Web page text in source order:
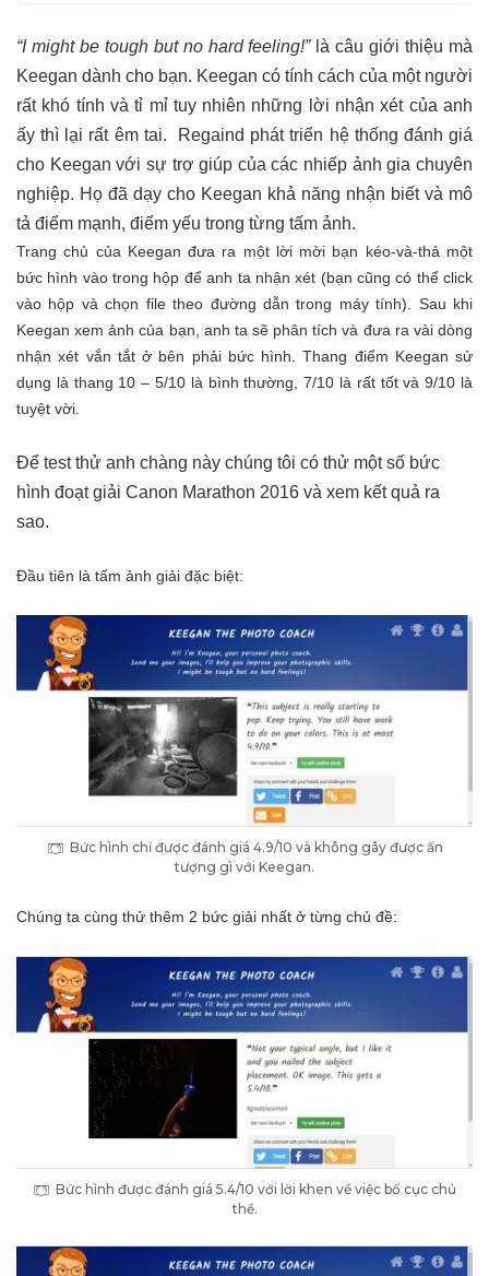
“I might be tough but no hard feeling!”là câu giới thiệu mà
Keegan dành cho bạn. Keegan có tính cách của một người
rất khó tính và tỉ mỉ tuy nhiên những lời nhận xét của anh
ấy thì lại rất êm tai.
Regaind phát triển hệ thống đánh giá
cho Keegan với sự trợ giúp của các nhiếp ảnh gia chuyên
nghiệp. Họ đã dạy cho Keegan khả năng nhận biết và mô
tả điểm mạnh, điểm yếu trong từng tấm ảnh.
Trang chủ của Keegan đưa ra một lời mời bạn kéo-và-thả một
bức hình vào trong hộp để anh ta nhận xét (bạn cũng có thể click
vào hộp và chọn file theo đường dẫn trong máy tính). Sau khi
Keegan xem ảnh của bạn, anh ta sẽ phân tích và đưa ra vài dòng
nhận xét vắn tắt ở bên phải bức hình. Thang điểm Keegan sử
dụng là thang 10 – 5/10 là bình thường, 7/10 là rất tốt và 9/10 là
tuyệt vời.
Để test thử anh chàng này chúng tôi có thử một số bức
hình đoạt giải Canon Marathon 2016 và xem kết quả ra
sao.
Đầu tiên là tấm ảnh giải đặc biệt:
Bức hình chỉ được đánh giá 4.9/10 và không gây được ấn
tượng gì với Keegan.
Chúng ta cùng thử thêm 2 bức giải nhất ở từng chủ đề:
Bức hình được đánh giá 5.4/10 với lời khen về việc bố cục chủ
thể.